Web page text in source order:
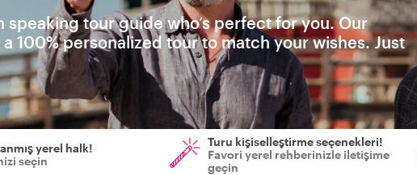
speaking tour guide who’s perfect for you. Our
100% personalized tour to match your wishes. Just
yerel halk!
seçin
Turu kişiselleştirme seçenekleri!
Favori yerel rehberinizle iletişime
geçin